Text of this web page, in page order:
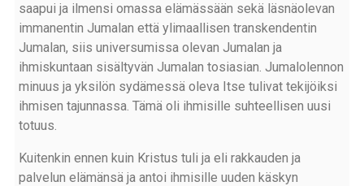
saapui ja ilmensi omassa elämässään sekä läsnäolevan
immanentin Jumalan että ylimaallisen transkendentin
Jumalan, siis universumissa olevan Jumalan ja
ihmiskuntaan sisältyvän Jumalan tosiasian. Jumalolennon
minuus ja yksilön sydämessä oleva Itse tulivat tekijöiksi
ihmisen tajunnassa. Tämä oli ihmisille suhteellisen uusi
totuus.
Kuitenkin ennen kuin Kristus tuli ja eli rakkauden ja
palvelun elämänsä ja antoi ihmisille uuden käskyn